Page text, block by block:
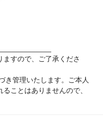
。
に大きく稼げます！
たい」
。
る」
ますので、ご了承くださ
き管理いたします。ご本人
ことはありませんので、